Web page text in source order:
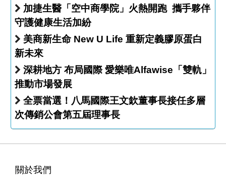
加捷生醫「空中商學院」火熱開跑 攜手夥伴
守護健康生活加紛
美商新生命 New U Life 重新定義膠原蛋白
新未來
深耕地方 布局國際 愛樂唯Alfawise「雙軌」
推動市場發展
全票當選！八馬國際王文欽董事長接任多層
次傳銷公會第五屆理事長
關於我們